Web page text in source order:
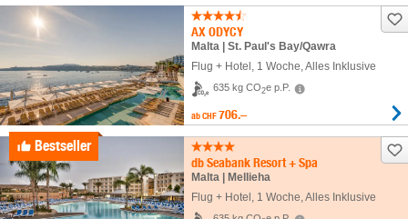
AX ODYCY
Malta | St. Paul's Bay/Qawra
Flug + Hotel 1 Woche , Alles Inklusive
635 kg CO2e p.P.
ab CHF 706.–
Bestseller
db Seabank Resort + Spa
Malta | Mellieha
Flug + Hotel 1 Woche , Alles Inklusive